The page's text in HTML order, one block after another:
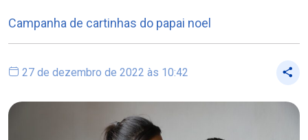
Campanha de cartinhas do papai noel
27 de dezembro de 2022 às 10:42